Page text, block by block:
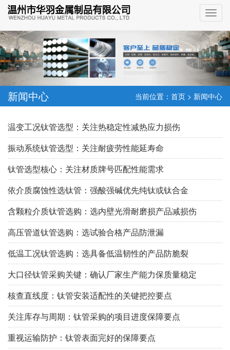
新闻中心 当前位置： 首页 > 新闻中心
温变工况钛管选型：关注热稳定性减热应力损伤
振动系统钛管选型：关注耐疲劳性能延寿命
钛管选型核心：关注材质牌号匹配性能需求
依介质腐蚀性选钛管：强酸强碱优先纯钛或钛合金
含颗粒介质钛管选购：选内壁光滑耐磨损产品减损伤
高压管道钛管选购：选试验合格产品防泄漏
低温工况钛管选购：选具备低温韧性的产品防脆裂
大口径钛管采购关键：确认厂家生产能力保质量稳定
核查直线度：钛管安装适配性的关键把控要点
关注库存与周期：钛管采购的项目进度保障要点
重视运输防护：钛管表面完好的保障要点